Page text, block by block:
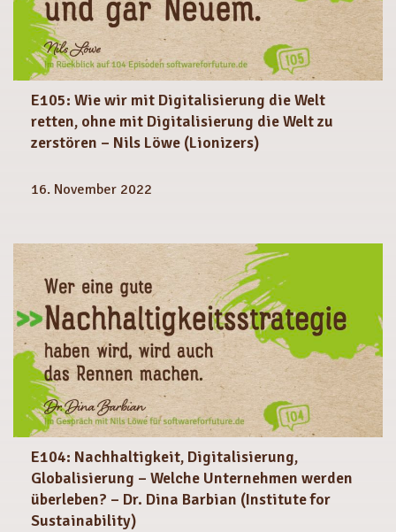
E105: Wie wir mit Digitalisierung die Welt
retten, ohne mit Digitalisierung die Welt zu
zerstören – Nils Löwe (Lionizers)
16. November 2022
E104: Nachhaltigkeit, Digitalisierung,
Globalisierung – Welche Unternehmen werden
überleben? – Dr. Dina Barbian (Institute for
Sustainability)